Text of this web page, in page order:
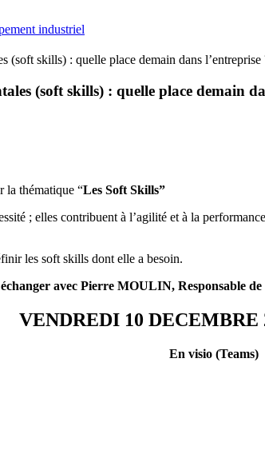
industriel
(soft skills) : quelle place demain dans l’entreprise
(soft skills) : quelle place demain
la thématique “Les Soft Skills”
; elles contribuent à l’agilité et à la
les soft skills dont elle a besoin.
avec Pierre MOULIN, Responsable
VENDREDI 10 DECEMBRE
En visio (Teams)